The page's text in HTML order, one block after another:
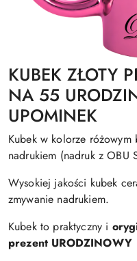
KUBEK ZŁOTY
NA 55
UPOMINEK
Kubek w kolorze różowym
nadrukiem (nadruk z OBU
Wysokiej jakości kubek
zmywanie nadrukiem.
Kubek to praktyczny i
prezent URODZINOWY